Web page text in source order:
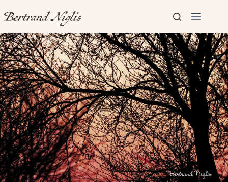
au
contenu
Aucun
résultat
Accueil
Présentation
Articles